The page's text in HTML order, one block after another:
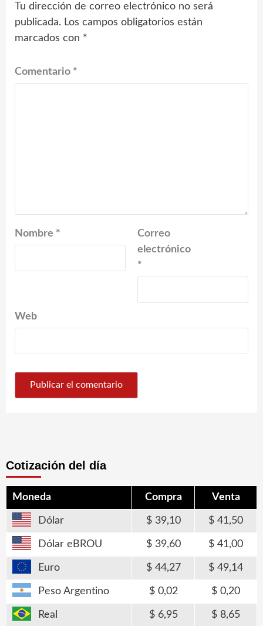
Tu dirección de correo electrónico no será
publicada. Los campos obligatorios están
marcados con *
Comentario *
Nombre *
Correo
electrónico
*
Web
Cotización del día
Moneda Compra Venta
Dólar 39,10 41,50
Dólar eBROU 39,60 41,00
Euro 44,27 49,14
Peso Argentino 0,02 0,20
Real 6,95 8,65